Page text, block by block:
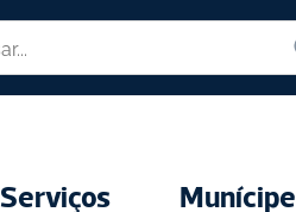
Serviços Munícipe